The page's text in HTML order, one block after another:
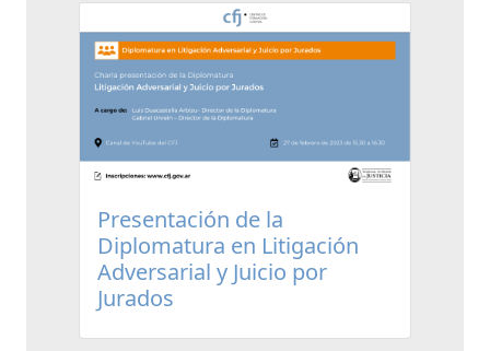
Presentación de la
Diplomatura en Litigación
Adversarial y Juicio por
Jurados